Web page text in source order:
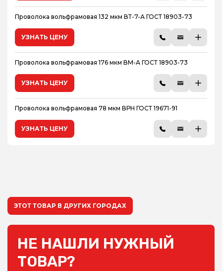
Проволока вольфрамовая 132 мкм ВТ-7-А ГОСТ 18903-73
УЗНАТЬ ЦЕНУ
Проволока вольфрамовая 176 мкм ВМ-А ГОСТ 18903-73
УЗНАТЬ ЦЕНУ
Проволока вольфрамовая 78 мкм ВРН ГОСТ 19671-91
УЗНАТЬ ЦЕНУ
ЭТОТ ТОВАР В ДРУГИХ ГОРОДАХ
НЕ НАШЛИ НУЖНЫЙ
ТОВАР?